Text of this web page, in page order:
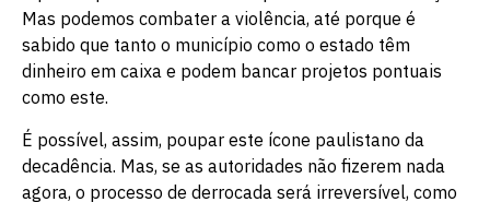
Mas podemos combater a violência, até porque é
sabido que tanto o município como o estado têm
dinheiro em caixa e podem bancar projetos pontuais
como este.
É possível, assim, poupar este ícone paulistano da
decadência. Mas, se as autoridades não fizerem nada
agora, o processo de derrocada será irreversível, como